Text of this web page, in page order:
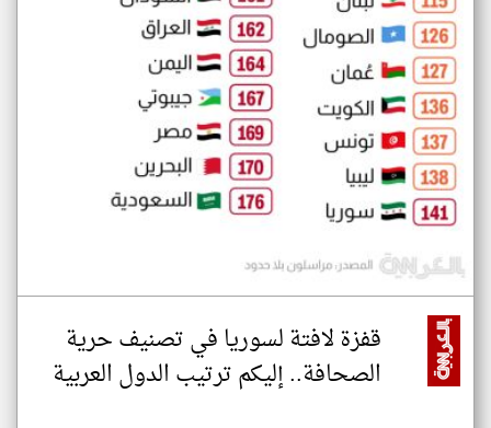
قفزة لافتة لسوريا في تصنيف حرية
الصحافة.. إليكم ترتيب الدول العربية